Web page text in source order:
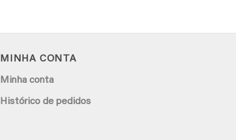
MINHA CONTA
Minha conta
Histórico de pedidos